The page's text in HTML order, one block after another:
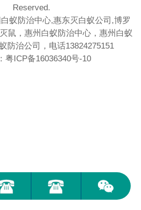
Reserved.
蚁防治中心,惠东灭白蚁公司,博罗
鼠，惠州白蚁防治中心，惠州白蚁
防治公司，电话13824275151
粤ICP备16036340号-10